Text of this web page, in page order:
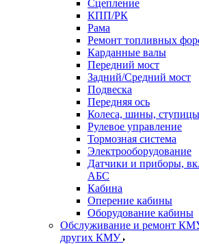
Сцепление
КПП/РК
Рама
Ремонт топливных
Карданные валы
Передний мост
Задний/Средний мост
Подвеска
Передняя ось
Колеса, шины, ступицы
Рулевое управление
Тормозная система
Электрооборудование
Датчики и приборы,
АБС
Кабина
Оперение кабины
Оборудование кабины
Обслуживание и ремонт
других КМУ